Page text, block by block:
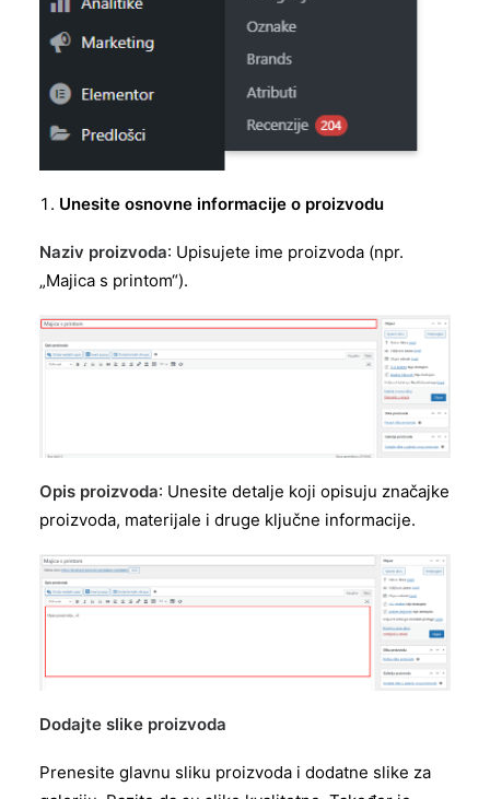
Unesite osnovne informacije o proizvodu
Naziv proizvoda: Upisujete ime proizvoda (npr.
„Majica s printom“).
Opis proizvoda: Unesite detalje koji opisuju značajke
proizvoda, materijale i druge ključne informacije.
Dodajte slike proizvoda
Prenesite glavnu sliku proizvoda i dodatne slike za